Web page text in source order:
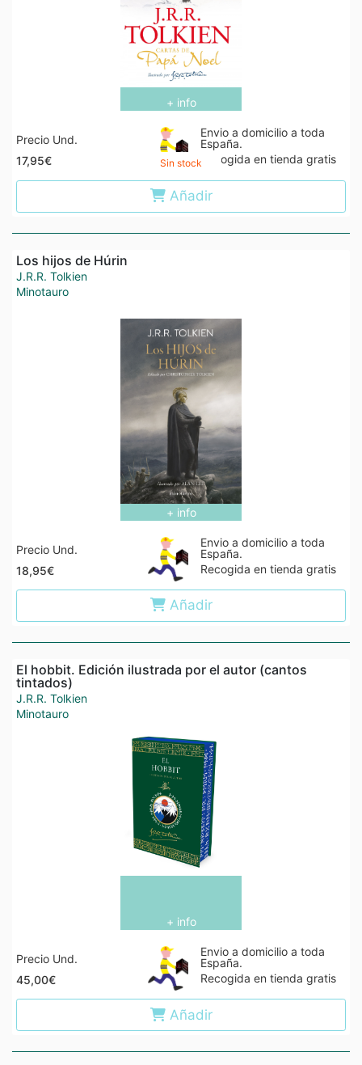
+ info
Precio Und.
17,95€
Envio a domicilio a toda
España.
Recogida en tienda gratis
Sin stock
Añadir
Los hijos de Húrin
J.R.R. Tolkien
Minotauro
+ info
Precio Und.
18,95€
Envio a domicilio a toda
España.
Recogida en tienda gratis
Añadir
El hobbit. Edición ilustrada por el autor (cantos
tintados)
J.R.R. Tolkien
Minotauro
+ info
Precio Und.
45,00€
Envio a domicilio a toda
España.
Recogida en tienda gratis
Añadir